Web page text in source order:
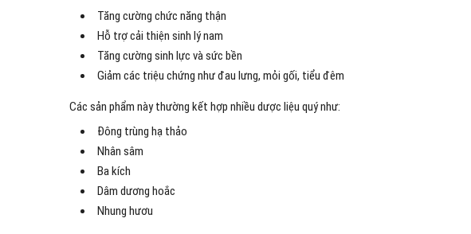
Tăng cường chức năng thận
Hỗ trợ cải thiện sinh lý nam
Tăng cường sinh lực và sức bền
Giảm các triệu chứng như đau lưng, mỏi gối, tiểu đêm
Các sản phẩm này thường kết hợp nhiều dược liệu quý như:
Đông trùng hạ thảo
Nhân sâm
Ba kích
Dâm dương hoắc
Nhung hươu